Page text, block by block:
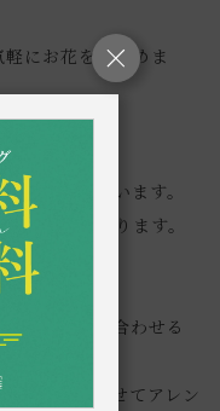
にお花を楽しめま
適
重宝されています。
変人気があります。
が可能。
ーベースに合わせる
テムに合わせてアレン